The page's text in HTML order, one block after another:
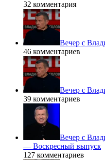
32 комментария
Вечер с
46 комментариев
Вечер с
39 комментариев
Вечер с
— Воскресный выпуск
127 комментариев